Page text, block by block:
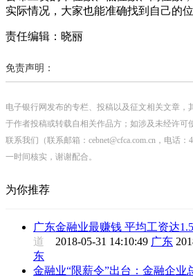
实际情况，大家也能准确找到自己的
责任编辑：晓丽
免责声明：
电子银行网发布的专栏、投稿以及征文相关文章，
于作者投稿或转载自相关作品方；如涉及未经许可
联系我们（联系邮箱：cebnet@cfca.com.cn，电话
一时间核实，谢谢配合。
为你推荐
广东金融业最赚钱 平均工资达
道 2018-05-31 14:10:49 广东
东
金融业“限薪令”出台：金融企业